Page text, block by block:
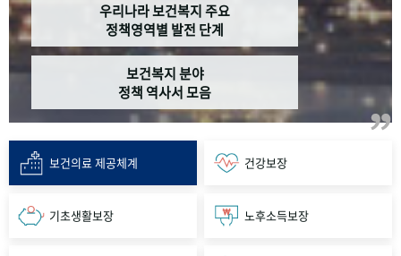
우리나라 보건복지 주요
정책영역별 발전 단계
보건복지 분야
정책 역사서 모음
보건의료 제공체계 건강보장
기초생활보장 노후소득보장